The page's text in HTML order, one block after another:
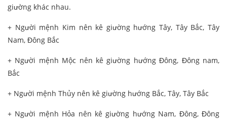
giường khác nhau.
+ Người mệnh Kim nên kê giường hướng Tây, Tây Bắc, Tây
Nam, Đông Bắc
+ Người mệnh Mộc nên kê giường hướng Đông, Đông nam,
Bắc
+ Người mệnh Thủy nên kê giường hướng Bắc, Tây, Tây Bắc
+ Người mệnh Hỏa nên kê giường hướng Nam, Đông, Đông